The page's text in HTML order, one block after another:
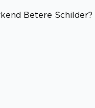
Betere Schilder?